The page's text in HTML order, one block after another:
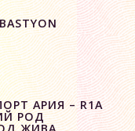
АРИЯ – R1A
РОД